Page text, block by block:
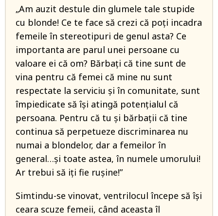
„Am auzit destule din glumele tale stupide
cu blonde! Ce te face să crezi că poți incadra
femeile în stereotipuri de genul asta? Ce
importanta are parul unei persoane cu
valoare ei că om? Bărbați că tine sunt de
vina pentru că femei că mine nu sunt
respectate la serviciu și în comunitate, sunt
împiedicate să își atingă potențialul că
persoana. Pentru că tu și bărbații că tine
continua să perpetueze discriminarea nu
numai a blondelor, dar a femeilor în
general…și toate astea, în numele umorului!
Ar trebui să iți fie rușine!”
Simtindu-se vinovat, ventrilocul începe să își
ceara scuze femeii, când aceasta îl